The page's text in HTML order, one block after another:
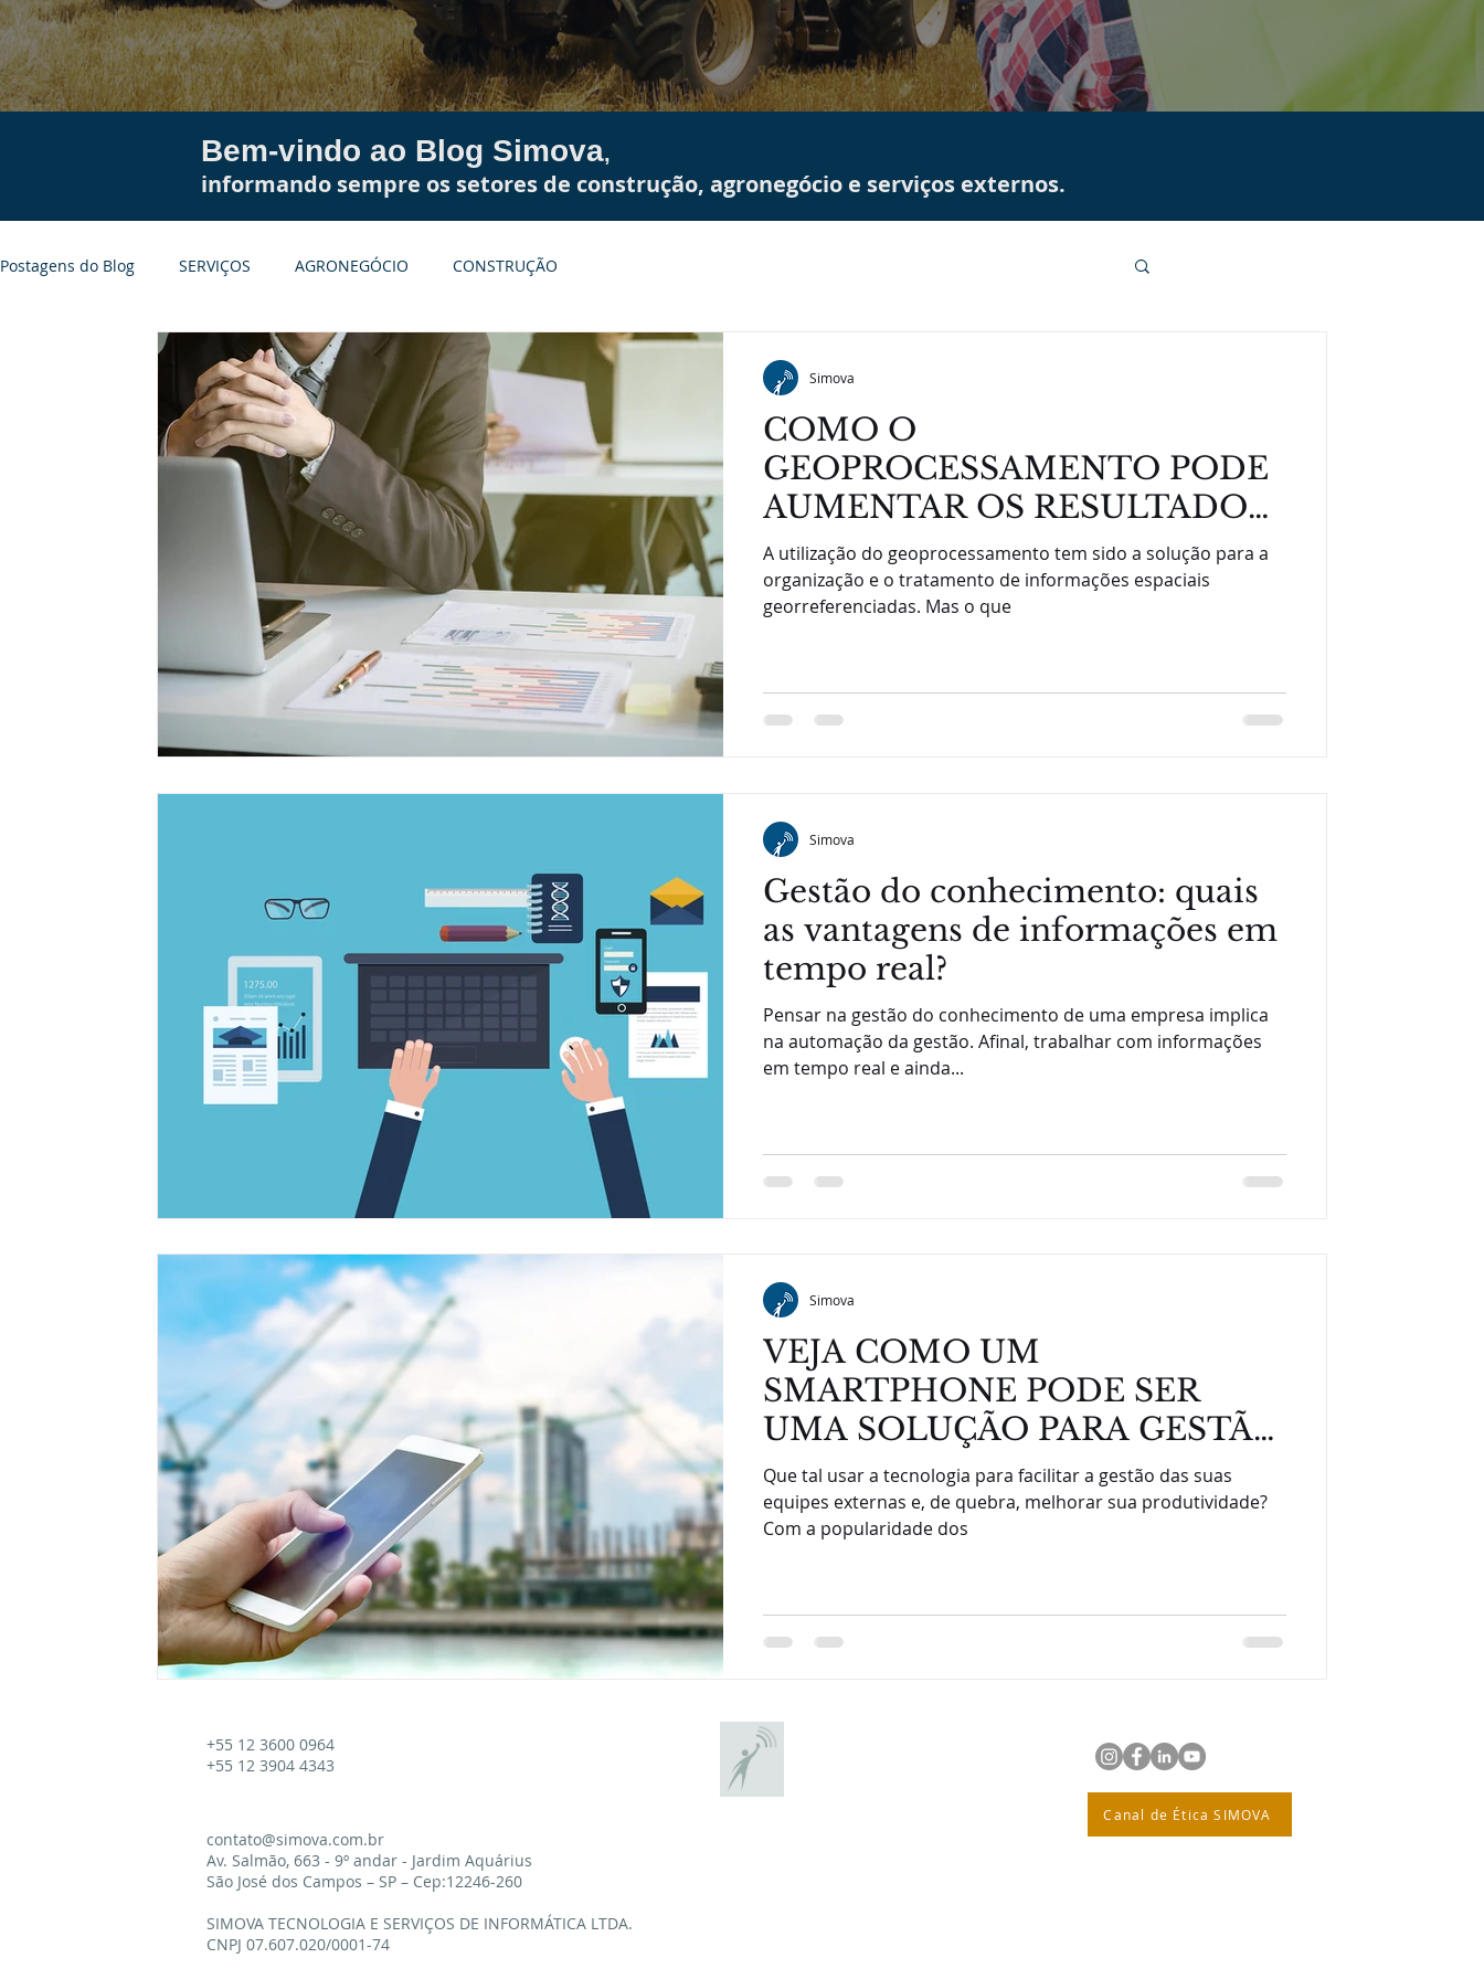
Bem-vindo ao Blog Simova,
informando sempre os setores de construção, agronegócio e serviços externos.
Postagens do Blog SERVIÇOS AGRONEGÓCIO CONSTRUÇÃO
COMO O
GEOPROCESSAMENTO PODE
AUMENTAR OS RESULTADOS
DE PROJETOS?
A utilização do geoprocessamento tem sido a solução para a
organização e o tratamento de informações espaciais
georreferenciadas. Mas o que
Simova
Gestão do conhecimento: quais
as vantagens de informações em
tempo real?
Pensar na gestão do conhecimento de uma empresa implica
na automação da gestão. Afinal, trabalhar com informações
em tempo real e ainda...
Simova
VEJA COMO UM
SMARTPHONE PODE SER
UMA SOLUÇÃO PARA GESTÃO
DE ATIVIDADES EXTERNAS
Que tal usar a tecnologia para facilitar a gestão das suas
equipes externas e, de quebra, melhorar sua produtividade?
Com a popularidade dos
Simova
+55 12 3600 0964
+55 12 3904 4343
contato@simova.com.br
Av. Salmão, 663 - 9º andar - Jardim Aquárius
São José dos Campos – SP – Cep:12246-260
​SIMOVA TECNOLOGIA E SERVIÇOS DE INFORMÁTICA LTDA.
CNPJ 07.607.020/0001-74
Canal de Ética SIMOVA